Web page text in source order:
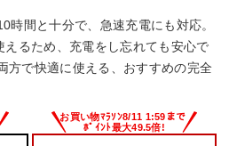
時間と十分で、急速充電にも対応。
るため、充電をし忘れても安心で
方で快適に使える、おすすめの完全